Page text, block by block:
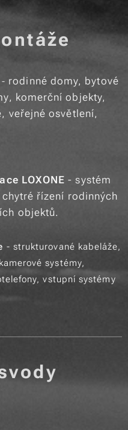
- rodinné domy, bytové
komerční objekty,
veřejné osvětlení,
LOXONE - systém
řízení rodinných
objektů.
- strukturované kabeláže,
systémy,
vstupní systémy